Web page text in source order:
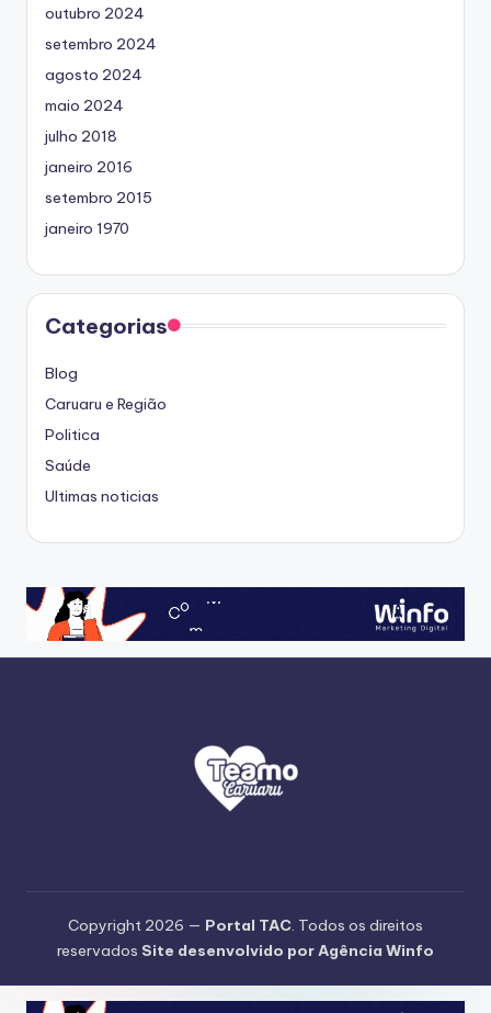
outubro 2024
setembro 2024
agosto 2024
maio 2024
julho 2018
janeiro 2016
setembro 2015
janeiro 1970
Categorias
Blog
Caruaru e Região
Politica
Saúde
Ultimas noticias
Copyright 2026 — Portal TAC. Todos os direitos
reservados Site desenvolvido por Agência Winfo